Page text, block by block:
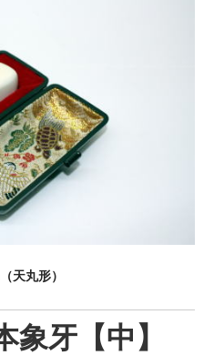
天丸形）
象牙【中】